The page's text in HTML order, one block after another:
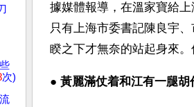
次)
據媒體報導，在溫家寶給
只有上海市委書記陳良宇
睽之下才無奈的站起身來。
● 黃麗滿仗着和江有一腿胡